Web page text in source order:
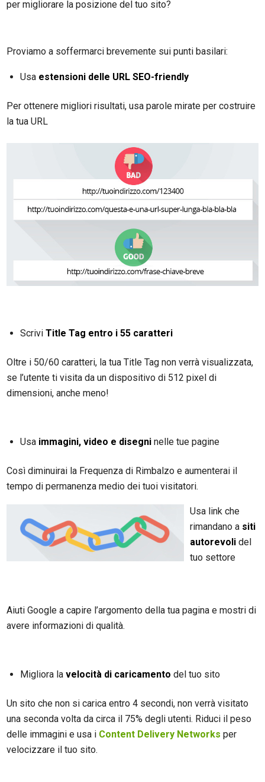
per migliorare la posizione del tuo sito?
Proviamo a soffermarci brevemente sui punti basilari:
Usa estensioni delle URL SEO-friendly
Per ottenere migliori risultati, usa parole mirate per costruire
la tua URL
ScriviTitle Tag entro i 55 caratteri
Oltre i 50/60 caratteri, la tua Title Tag non verrà visualizzata,
se l’utente ti visita da un dispositivo di 512 pixel di
dimensioni, anche meno!
Usa immagini, video e disegni nelle tue pagine
Così diminuirai la Frequenza di Rimbalzo e aumenterai il
tempo di permanenza medio dei tuoi visitatori.
Usa link che
rimandano a siti
autorevoli del
tuo settore
Aiuti Google a capire l’argomento della tua pagina e mostri di
avere informazioni di qualità.
Migliora lavelocità di caricamento del tuo sito
Un sito che non si carica entro 4 secondi, non verrà visitato
una seconda volta da circa il 75% degli utenti. Riduci il peso
delle immagini e usa i Content Delivery Networks per
velocizzare il tuo sito.